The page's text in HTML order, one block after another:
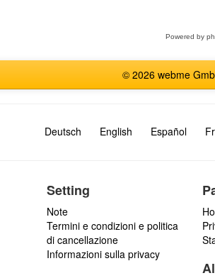
Powered by
© 2026 webme
Deutsch English Español
Setting
Note
Termini e condizioni e politica
di cancellazione
Informazioni sulla privacy